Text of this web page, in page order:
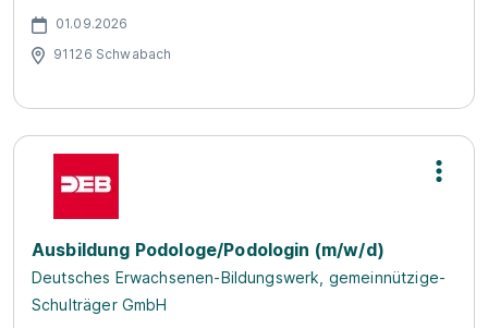
01.09.2026
91126 Schwabach
Ausbildung Podologe/Podologin (m/w/d)
Deutsches Erwachsenen-Bildungswerk, gemeinnützige-
Schulträger GmbH